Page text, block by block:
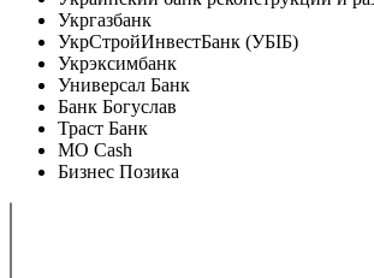
Укргазбанк
УкрСтройИнвестБанк (УБІБ)
Укрэксимбанк
Универсал Банк
Банк Богуслав
Траст Банк
MO Cash
Бизнес Позика